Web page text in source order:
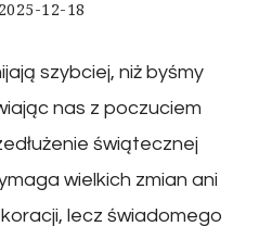
2025-12-18
szybciej, niż byśmy
nas z poczuciem
świątecznej
wielkich zmian ani
lecz świadomego